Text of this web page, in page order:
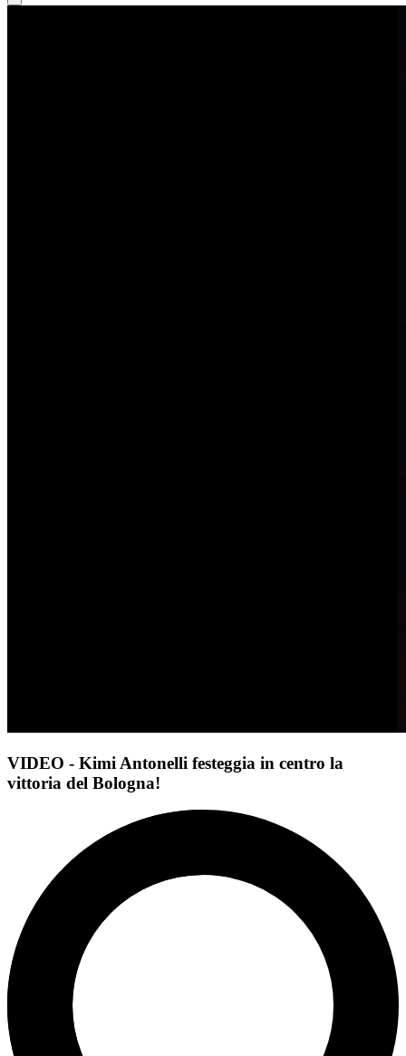
VIDEO - Kimi Antonelli festeggia in centro la
vittoria del Bologna!